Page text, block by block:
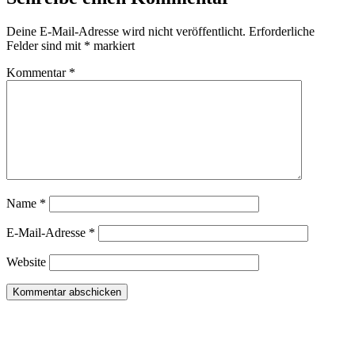
Deine E-Mail-Adresse wird nicht veröffentlicht. Erforderliche
Felder sind mit * markiert
Kommentar *
Name *
E-Mail-Adresse *
Website